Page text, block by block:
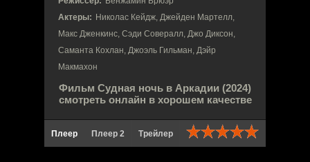
Актеры: Николас Кейдж, Джейден Мартелл,
Макс Дженкинс, Сэди Совералл, Джо Диксон,
Саманта Кохлан, Джоэль Гильман, Дэйр
Макмахон
Фильм Судная ночь в Аркадии (2024)
смотреть онлайн в хорошем качестве
Плеер Плеер 2 Трейлер